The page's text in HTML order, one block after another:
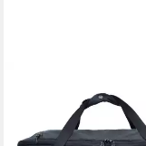
Weekender High Coast,
Polyamid
ab 122,76 €